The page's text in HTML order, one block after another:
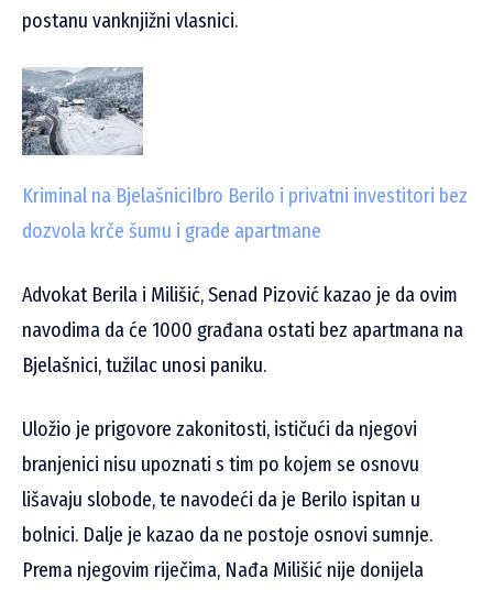
postanu vanknjižni vlasnici.
Kriminal na BjelašniciIbro Berilo i privatni investitori bez
dozvola krče šumu i grade apartmane
Advokat Berila i Milišić, Senad Pizović kazao je da ovim
navodima da će 1000 građana ostati bez apartmana na
Bjelašnici, tužilac unosi paniku.
Uložio je prigovore zakonitosti, ističući da njegovi
branjenici nisu upoznati s tim po kojem se osnovu
lišavaju slobode, te navodeći da je Berilo ispitan u
bolnici. Dalje je kazao da ne postoje osnovi sumnje.
Prema njegovim riječima, Nađa Milišić nije donijela